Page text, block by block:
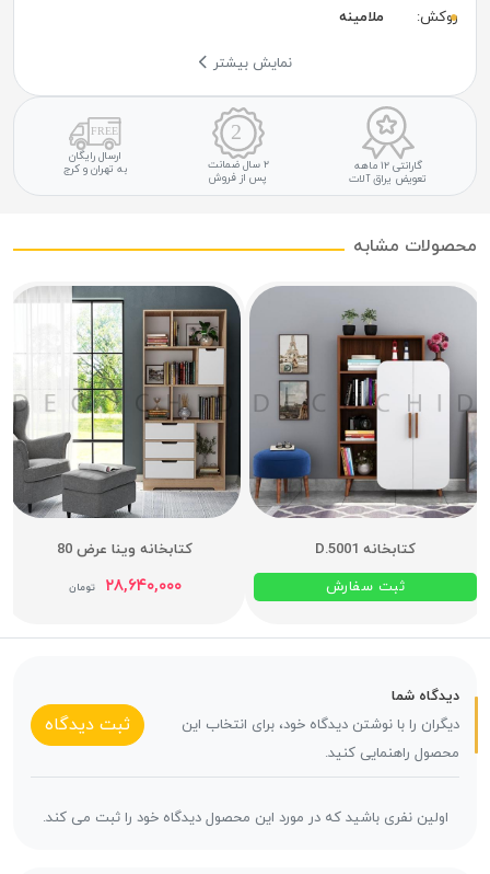
روکش:
ملامینه
نمایش بیشتر
گارانتی ۱۲ ماهه
تعویض یراق آلات
۲ سال ضمانت
پس از فروش
ارسال رایگان
به تهران و کرج
محصولات مشابه
کتابخانه D.5001
ثبت سفارش
کتابخانه وینا عرض 80
۲۸,۶۴۰,۰۰۰ تومان
دیدگاه شما
دیگران را با نوشتن دیدگاه خود، برای انتخاب این
محصول راهنمایی کنید.
ثبت دیدگاه
اولین نفری باشید که در مورد این محصول دیدگاه خود را ثبت می کند.